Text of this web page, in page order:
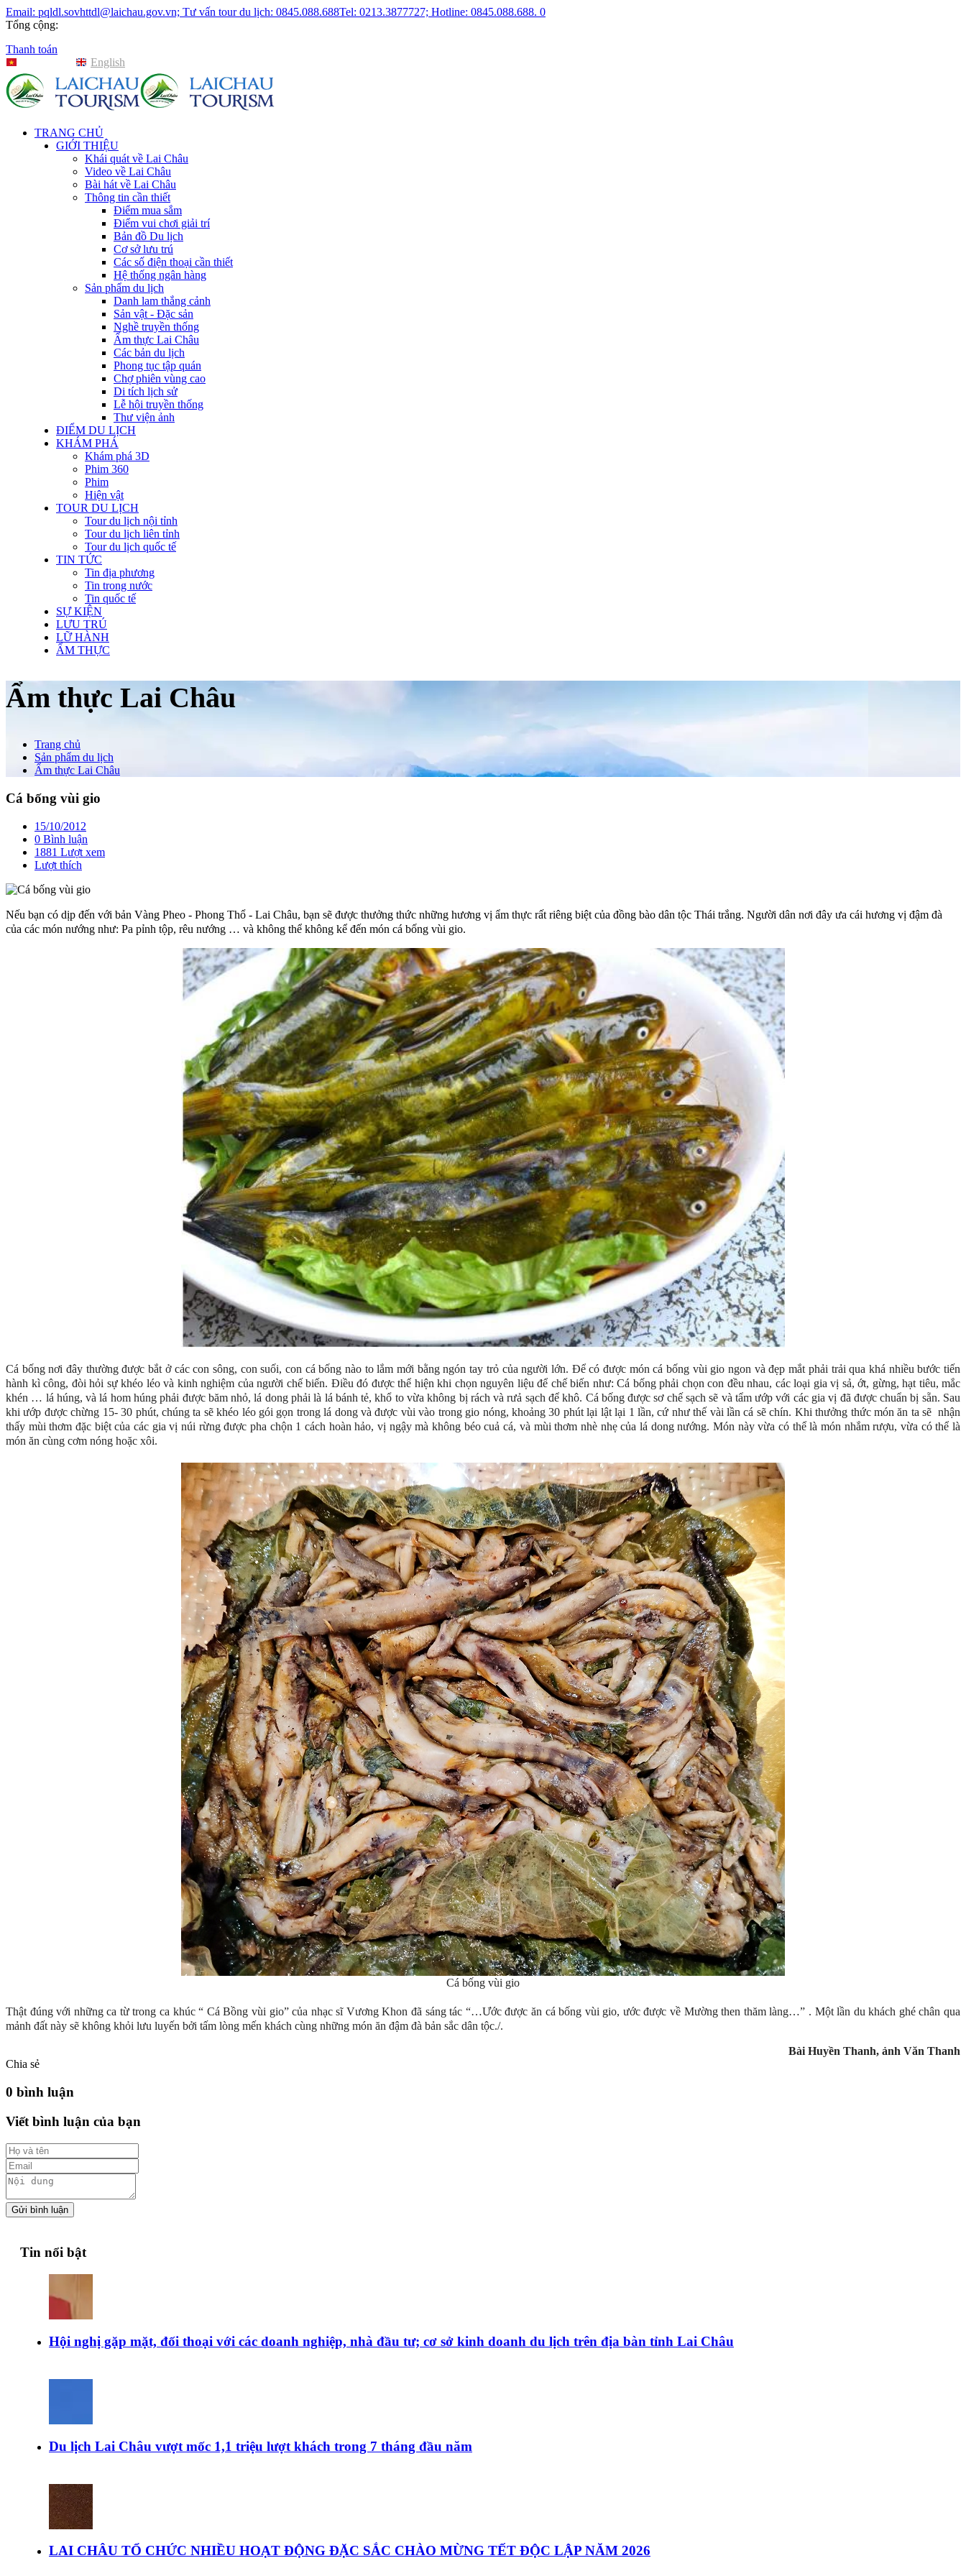
Email: pqldl.sovhttdl@laichau.gov.vn; Tư vấn tour du lịch: 0845.088.688Tel: 0213.3877727; Hotline: 0845.088.688. 0
Tổng cộng:
Thanh toán
English
TRANG CHỦ
GIỚI THIỆU
Khái quát về Lai Châu
Video về Lai Châu
Bài hát về Lai Châu
Thông tin cần thiết
Điểm mua sắm
Điểm vui chơi giải trí
Bản đồ Du lịch
Cơ sở lưu trú
Các số điện thoại cần thiết
Hệ thống ngân hàng
Sản phẩm du lịch
Danh lam thắng cảnh
Sản vật - Đặc sản
Nghề truyền thống
Ẩm thực Lai Châu
Các bản du lịch
Phong tục tập quán
Chợ phiên vùng cao
Di tích lịch sử
Lễ hội truyền thống
Thư viện ảnh
ĐIỂM DU LỊCH
KHÁM PHÁ
Khám phá 3D
Phim 360
Phim
Hiện vật
TOUR DU LỊCH
Tour du lịch nội tỉnh
Tour du lịch liên tỉnh
Tour du lịch quốc tế
TIN TỨC
Tin địa phương
Tin trong nước
Tin quốc tế
SỰ KIỆN
LƯU TRÚ
LỮ HÀNH
ẨM THỰC
Ẩm thực Lai Châu
Trang chủ
Sản phẩm du lịch
Ẩm thực Lai Châu
Cá bống vùi gio
15/10/2012
0 Bình luận
1881 Lượt xem
Lượt thích
Nếu bạn có dịp đến với bản Vàng Pheo - Phong Thổ - Lai Châu, bạn sẽ được thưởng thức những hương vị ẩm thực rất riêng biệt của đồng bào dân tộc Thái trắng. Người dân nơi đây ưa cái hương vị đậm đà
của các món nướng như: Pa pỉnh tộp, rêu nướng … và không thể không kể đến món cá bống vùi gio.
Cá bống nơi đây thường được bắt ở các con sông, con suối, con cá bống nào to lắm mới bằng ngón tay trỏ của người lớn. Để có được món cá bống vùi gio ngon và đẹp mắt phải trải qua khá nhiều bước tiến
hành kì công, đòi hỏi sự khéo léo và kinh nghiệm của người chế biến. Điều đó được thể hiện khi chọn nguyên liệu để chế biến như: Cá bống phải chọn con đều nhau, các loại gia vị sả, ớt, gừng, hạt tiêu, mắc
khén … lá húng, và lá hom húng phải được băm nhỏ, lá dong phải là lá bánh tẻ, khổ to vừa không bị rách và rưả sạch để khô. Cá bống được sơ chế sạch sẽ và tẩm ướp với các gia vị đã được chuẩn bị sẵn. Sau
khi ướp được chừng 15- 30 phút, chúng ta sẽ khéo léo gói gọn trong lá dong và được vùi vào trong gio nóng, khoảng 30 phút lại lật lại 1 lần, cứ như thế vài lần cá sẽ chín. Khi thưởng thức món ăn ta sẽ nhận
thấy mùi thơm đặc biệt của các gia vị núi rừng được pha chộn 1 cách hoàn hảo, vị ngậy mà không béo cuả cá, và mùi thơm nhè nhẹ của lá dong nướng. Món này vừa có thể là món nhắm rượu, vừa có thể là
món ăn cùng cơm nóng hoặc xôi.
Cá bống vùi gio
Thật đúng với những ca từ trong ca khúc “ Cá Bồng vùi gio” của nhạc sĩ Vương Khon đã sáng tác “…Ước được ăn cá bống vùi gio, ước được về Mường then thăm làng…” . Một lần du khách ghé chân qua
mảnh đất này sẽ không khỏi lưu luyến bởi tấm lòng mến khách cùng những món ăn đậm đà bản sắc dân tộc./.
Bài Huyền Thanh, ảnh Văn Thanh
Chia sẻ
0 bình luận
Viết bình luận của bạn
Gửi bình luận
Tin nổi bật
Hội nghị gặp mặt, đối thoại với các doanh nghiệp, nhà đầu tư; cơ sở kinh doanh du lịch trên địa bàn tỉnh Lai Châu
Du lịch Lai Châu vượt mốc 1,1 triệu lượt khách trong 7 tháng đầu năm
LAI CHÂU TỔ CHỨC NHIỀU HOẠT ĐỘNG ĐẶC SẮC CHÀO MỪNG TẾT ĐỘC LẬP NĂM 2026